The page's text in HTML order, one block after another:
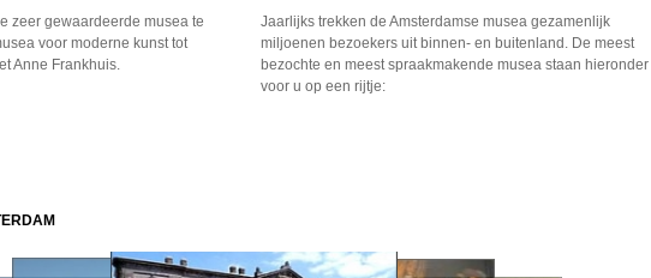
zeer gewaardeerde musea te
voor moderne kunsttot
Anne Frankhuis.
Jaarlijks trekken de Amsterdamse musea gezamenlijk
miljoenen bezoekers uit binnen- en buitenland. De meest
bezochte en meest spraakmakende musea staan hieronder
voor u op een rijtje: